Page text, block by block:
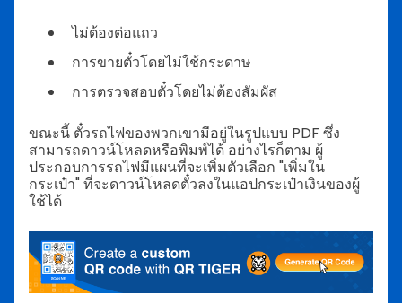
ไม่ต้องต่อแถว
การขายตั๋วโดยไม่ใช้กระดาษ
การตรวจสอบตั๋วโดยไม่ต้องสัมผัส
ขณะนี้ ตั๋วรถไฟของพวกเขามีอยู่ในรูปแบบ PDF ซึ่ง
สามารถดาวน์โหลดหรือพิมพ์ได้ อย่างไรก็ตาม ผู้
ประกอบการรถไฟมีแผนที่จะเพิ่มตัวเลือก "เพิ่มใน
กระเป๋า" ที่จะดาวน์โหลดตั๋วลงในแอปกระเป๋าเงินของผู้
ใช้ได้